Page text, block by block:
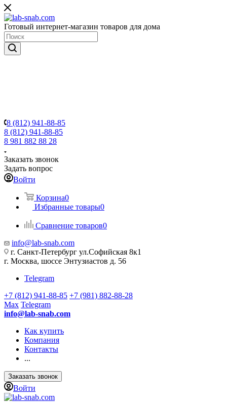
Готовый интернет-магазин товаров для дома
8 (812) 941-88-85
8 (812) 941-88-85
8 981 882 88 28
Заказать звонок
Задать вопрос
Войти
Корзина0
Избранные товары0
Сравнение товаров0
info@lab-snab.com
г. Санкт-Петербург ул.Софийская 8к1
г. Москва, шоссе Энтузиастов д. 56
Telegram
+7 (812) 941-88-85 +7 (981) 882-88-28
Max Telegram
info@lab-snab.com
Как купить
Компания
Контакты
...
Заказать звонок
Войти